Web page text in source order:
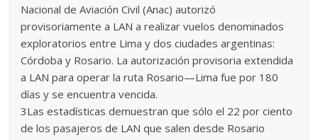
Nacional de Aviación Civil (Anac) autorizó
provisoriamente a LAN a realizar vuelos denominados
exploratorios entre Lima y dos ciudades argentinas:
Córdoba y Rosario. La autorización provisoria extendida
a LAN para operar la ruta Rosario—Lima fue por 180
días y se encuentra vencida.
3Las estadísticas demuestran que sólo el 22 por ciento
de los pasajeros de LAN que salen desde Rosario